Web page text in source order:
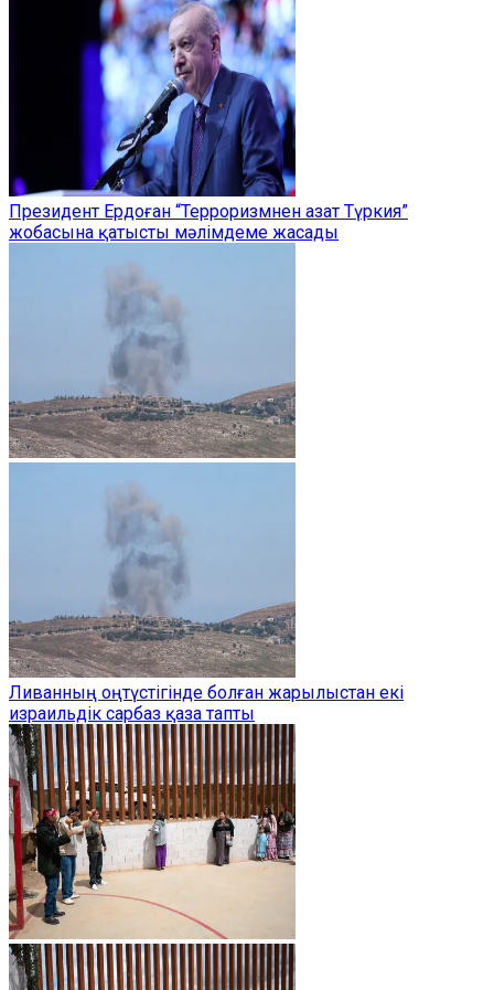
Президент Ердоған “Терроризмнен азат Түркия”
жобасына қатысты мәлімдеме жасады
Ливанның оңтүстігінде болған жарылыстан екі
израильдік сарбаз қаза тапты